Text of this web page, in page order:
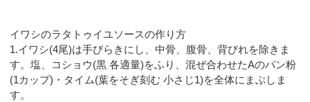
イワシのラタトゥイユソースの作り方
1.イワシ(4尾)は手びらきにし、中骨、腹骨、背びれを除きま
す。塩、コショウ(黒 各適量)をふり、混ぜ合わせたAのパン粉
(1カップ)・タイム(葉をそぎ刻む 小さじ1)を全体にまぶしま
す。